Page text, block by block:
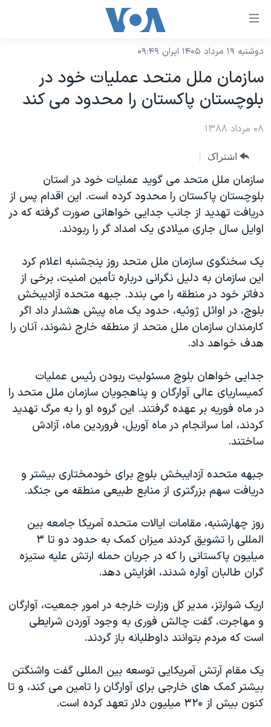
لینکهای
دسترسی
جهش
محتوای
اصلی
صفحه
اصلی
جهش
به
جستجو
نسخه سبک وب‌سایت
موضوع ها
ایران
آمریکا
جهان
ورزشی
گزیده‌ها
ویدیوها
فرهنگ و زندگی
حقوق شهروندی
اقتصادی
علم و فناوری
اسرائیل در جنگ
گالری عکس
آرشیو پخش زنده
برنامه های تلویزیونی
جدول برنامه ها
صفحه‌های ویژه
جام جهانی ۲۰۲۶
عملیات خشم حماسی
بایگانی برنامه‌های تلویزیونی
مستندها
انتخابات ریاست جمهوری آمریکا ۲۰۲۴
حمله جمهوری اسلامی به اسرائیل
رمز مهسا
ورزش زنان در ایران
اعتراضات زن، زندگی، آزادی
مجموعه مستندهای دادخواهی
تریبونال مردمی آبان ۹۸
چهل سال گروگان‌گیری
قانون شفافیت دارائی کادر رهبری ایران
اعتراضات مردمی آبان ۹۸
اسرائیل در جنگ
نرگس محمدی برنده جایزه نوبل صلح
صفحه‌های ویژه
سفر پرزیدنت ترامپ به چین
فرکانس‌های صدای آمریکا
پخش رادیویی
دنبال کنید
دوشنبه ۱۹ مرداد ۱۴۰۵ ایران ۰۹:۴۹
سازمان ملل متحد عملیات خود در
بلوچستان پاکستان را محدود می کند
۰۸ مرداد ۱۳۸۸
اشتراک
سازمان ملل متحد می گوید عملیات خود در استان
بلوچستان پاکستان را محدود کرده است. این اقدام پس از
دریافت تهدید از جانب جدایی خواهانی صورت گرفته که در
اوایل سال جاری میلادی یک امداد گر را ربودند.
یک سخنگوی سازمان ملل متحد روز پنجشنبه اعلام کرد
این سازمان به دلیل نگرانی درباره تأمین امنیت، برخی از
دفاتر خود در منطقه را می بندد. جبهه متحده آزادیبخش
بلوچ، در اوائل ژوئیه، حدود یک ماه پیش هشدار داد اگر
کارمندان سازمان ملل متحد از منطقه خارج نشوند، آنان را
هدف خواهد داد.
جدایی خواهان بلوچ مسئولیت ربودن رئیس عملیات
کمیساریای عالی آوارگان و پناهجویان سازمان ملل متحد را
در ماه فوریه بر عهده گرفتند. این گروه او را به مرگ تهدید
کردند، اما سرانجام در ماه آوریل، فروردین ماه، آزادش
ساختند.
جبهه متحده آزدایبخش بلوچ برای خودمختاری بیشتر و
دریافت سهم بزرگتری از منابع طبیعی منطقه می جنگد.
روز چهارشنبه، مقامات ایالات متحده آمریکا جامعه بین
المللی را تشویق کردند میزان کمک به حدود دو تا ۳
میلیون پاکستانی را که در جریان حمله ارتش علیه ستیزه
گران طالبان آواره شدند، افزایش دهد.
اریک شوارتز، مدیر کل وزارت خارجه در امور جمعیت، آوارگان
و مهاجرت، گفت چالش فوری به وجود آوردن شرایطی
است که مردم بتوانند داوطلبانه باز گردند.
یک مقام آرتش آمریکایی توسعه بین المللی گفت واشنگتن
بیشتر کمک های خارجی برای آوارگان را تامین می کند، و تا
کنون بیش از ۳۲۰ میلیون دلار تعهد کرده است.